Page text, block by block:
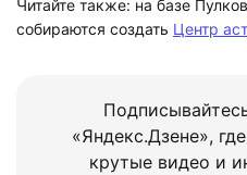
Читайте также: на базе
собираются создать Центр
«Яндекс.Дзене»,
крутые видео и